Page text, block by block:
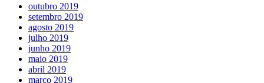
outubro 2019
setembro 2019
agosto 2019
julho 2019
junho 2019
maio 2019
abril 2019
março 2019